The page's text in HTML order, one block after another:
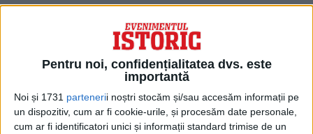
Pentru noi, confidențialitatea dvs. este
importantă
Noi și 1731 partenerii noștri stocăm și/sau accesăm informații pe
un dispozitiv, cum ar fi cookie-urile, și procesăm date personale,
cum ar fi identificatori unici și informații standard trimise de un
1950 și 1960, cu diferite grupuri vizate în
momente diferite. Pe lângă chiaburi,
regimul a vizat și membrii minorităților
etnice, dizidenții politici și alte grupuri
considerate a fi o amenințare. Când
Ceaușescu a venit la putere în 1965,